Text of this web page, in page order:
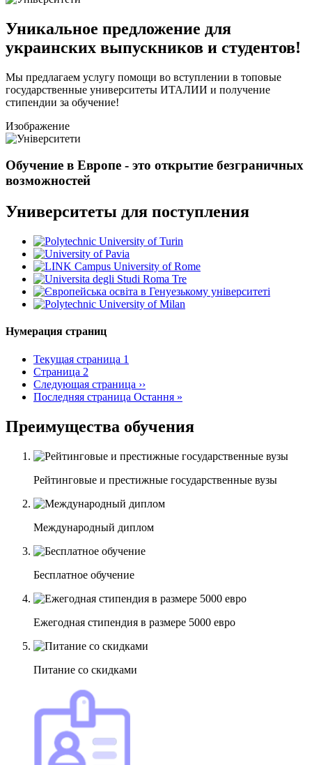
Уникальное предложение для
украинских выпускников и студентов!
Мы предлагаем услугу помощи во вступлении в топовые
государственные университеты ИТАЛИИ и получение
стипендии за обучение!
Изображение
Обучение в Европе - это открытие безграничных
возможностей
Университеты для поступления
Нумерация страниц
Текущая страница 1
Страница 2
Следующая страница ››
Последняя страница Остання »
Преимущества обучения
Рейтинговые и престижные государственные вузы
Международный диплом
Бесплатное обучение
Ежегодная стипендия в размере 5000 евро
Питание со скидками